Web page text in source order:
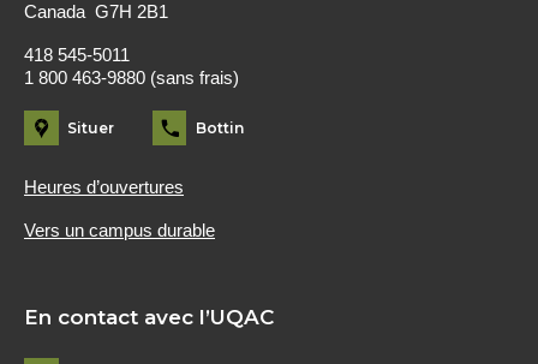
Canada G7H 2B1
418 545-5011
1 800 463-9880 (sans frais)
Situer Bottin
Heures d’ouvertures
Vers un campus durable
En contact avec l’UQAC